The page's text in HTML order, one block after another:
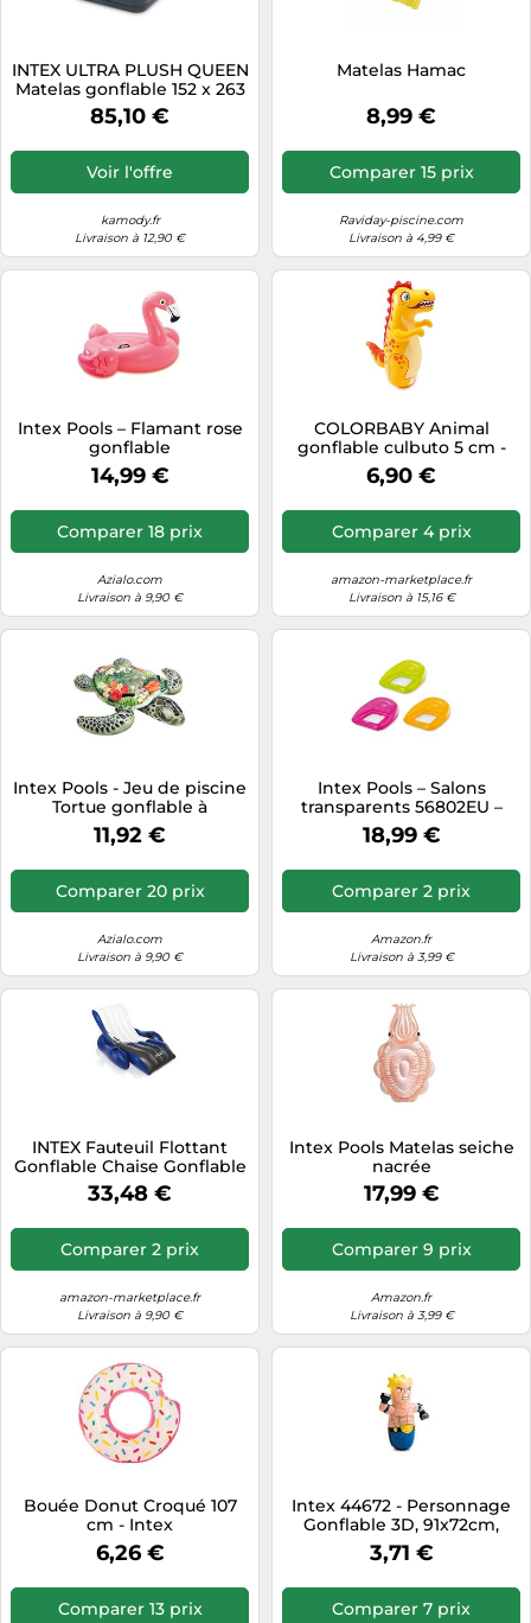
INTEX ULTRA PLUSH QUEEN
Matelas gonflable 152 x 263
x 86 cm 64448ND
85,10 €
Voir l'offre
kamody.fr
Livraison à 12,90 €
Matelas Hamac
8,99 €
Comparer 15 prix
Raviday-piscine.com
Livraison à 4,99 €
Intex Pools – Flamant rose
gonflable
14,99 €
Comparer 18 prix
Azialo.com
Livraison à 9,90 €
COLORBABY Animal
gonflable culbuto 5 cm -
assortis (modèles
aléatoires), 1 unité
6,90 €
Comparer 4 prix
amazon-marketplace.fr
Livraison à 15,16 €
Intex Pools - Jeu de piscine
Tortue gonflable à
chevaucher
11,92 €
Comparer 20 prix
Azialo.com
Livraison à 9,90 €
Intex Pools – Salons
transparents 56802EU –
Dimensions dégonflées :
1,04 m x 1,02 m
18,99 €
Comparer 2 prix
Amazon.fr
Livraison à 3,99 €
INTEX Fauteuil Flottant
Gonflable Chaise Gonflable
de Piscine Chaise Flottante
33,48 €
Comparer 2 prix
amazon-marketplace.fr
Livraison à 9,90 €
Intex Pools Matelas seiche
nacrée
17,99 €
Comparer 9 prix
Amazon.fr
Livraison à 3,99 €
Bouée Donut Croqué 107
cm - Intex
6,26 €
Comparer 13 prix
Intex 44672 - Personnage
Gonflable 3D, 91x72cm,
Modèles Assortis, 1 Unité
3,71 €
Comparer 7 prix